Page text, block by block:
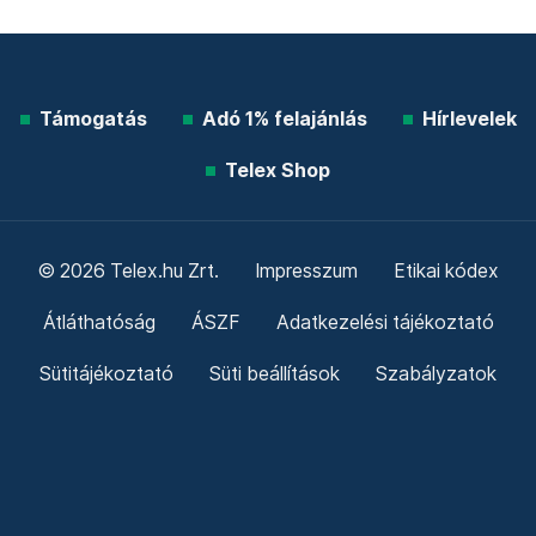
Támogatás Adó 1% felajánlás Hírlevelek
Telex Shop
© 2026 Telex.hu Zrt. Impresszum Etikai kódex
Átláthatóság ÁSZF Adatkezelési tájékoztató
Sütitájékoztató Süti beállítások Szabályzatok